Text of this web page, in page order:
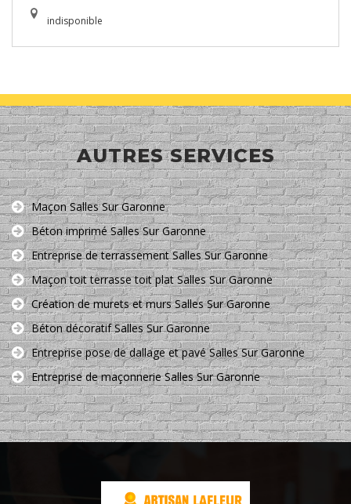
indisponible
AUTRES SERVICES
Maçon Salles Sur Garonne
Béton imprimé Salles Sur Garonne
Entreprise de terrassement Salles Sur Garonne
Maçon toit terrasse toit plat Salles Sur Garonne
Création de murets et murs Salles Sur Garonne
Béton décoratif Salles Sur Garonne
Entreprise pose de dallage et pavé Salles Sur Garonne
Entreprise de maçonnerie Salles Sur Garonne